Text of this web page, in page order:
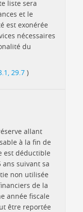
liste sera
et le
est exonérée
nécessaires
du
29.7 )
allant
à la fin de
est déductible
suivant sa
non utilisée
de la
année fiscale
être reportée